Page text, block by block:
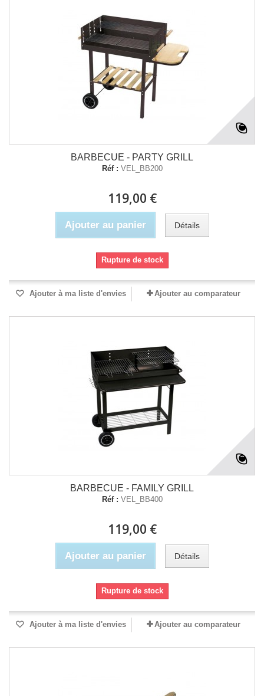
BARBECUE - PARTY GRILL
Réf : VEL_BB200
119,00 €
Ajouter au panier Détails
Rupture de stock
Ajouter à ma liste d'envies Ajouter au comparateur
BARBECUE - FAMILY GRILL
Réf : VEL_BB400
119,00 €
Ajouter au panier Détails
Rupture de stock
Ajouter à ma liste d'envies Ajouter au comparateur